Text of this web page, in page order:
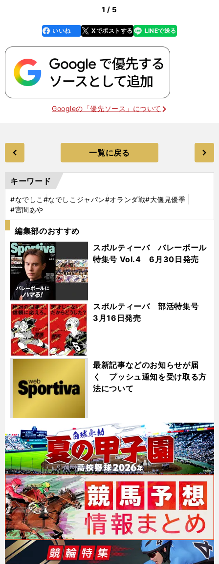
1 / 5
faceboo
k
いいね Xでポストする
line LINEで送る
Googleの「優先ソース」について
一覧に戻る
キーワード
#なでしこ #なでしこジャパン#オランダ戦#大儀見優季
#宮間あや
編集部のおすすめ
スポルティーバ バレーボール
特集号 Vol.4 6月30日発売
スポルティーバ 部活特集号
3月16日発売
最新記事などのお知らせが届
く プッシュ通知を受け取る方
法について